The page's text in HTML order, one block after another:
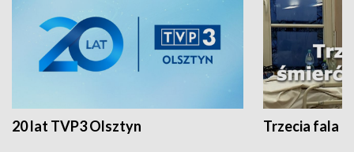
20 lat TVP3 Olsztyn Trzecia fala -